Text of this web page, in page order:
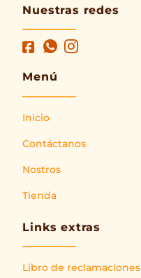
Nuestras redes
Menú
Inicio
Contáctanos
Nostros
Tienda
Links extras
Libro de reclamaciones